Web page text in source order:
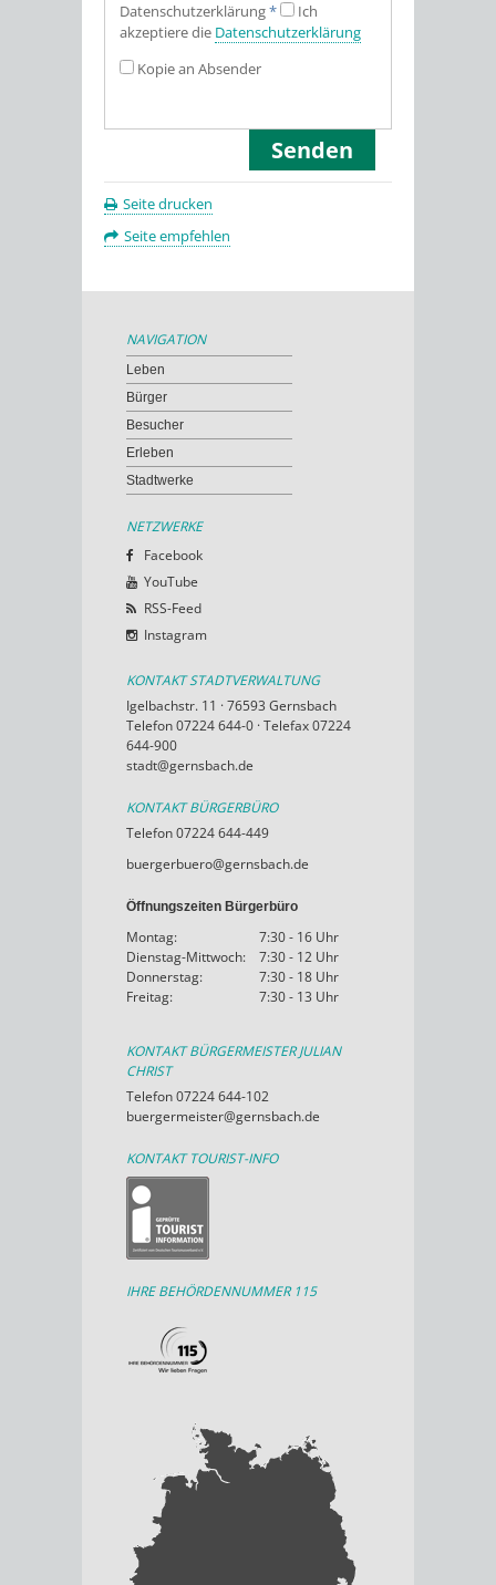
Datenschutz­erklärung*
Ich
akzeptiere die Datenschutz­erklärung
Kopie an Absender
Seite drucken
Seite empfehlen
NAVIGATION
Leben
Bürger
Besucher
Erleben
Stadtwerke
NETZWERKE
Facebook
YouTube
RSS-Feed
Instagram
KONTAKT STADTVERWALTUNG
Igelbachstr. 11 · 76593 Gernsbach
Telefon 07224 644-0 · Telefax 07224
644-900
stadt@gernsbach.de
KONTAKT BÜRGERBÜRO
Telefon 07224 644-449
buergerbuero@gernsbach.de
Öffnungszeiten Bürgerbüro
Montag:
7:30 - 16 Uhr
Dienstag-Mittwoch:
7:30 - 12 Uhr
Donnerstag:
7:30 - 18 Uhr
Freitag:
7:30 - 13 Uhr
KONTAKT BÜRGERMEISTER JULIAN
CHRIST
Telefon 07224 644-102
buergermeister@gernsbach.de
KONTAKT TOURIST-INFO
IHRE BEHÖRDENNUMMER 115